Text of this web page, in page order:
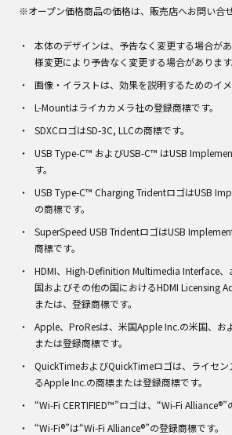
※オープン価格商品の価格は、販売店へお問い合せ
本体のデザインは、予告なく変更する場合が
様変更により予告なく変更する場合があります
画像・イラストは、効果を説明するためのイメ
L-Mountはライカカメラ社の登録商標です。
SDXCロゴはSD-3C, LLCの商標です。
USB Type-C™ およびUSB-C™ はUSB
す。
USB Type-C™ Charging TridentロゴはUSB
の商標です。
SuperSpeed USB TridentロゴはUSB
商標です。
HDMI、High-Definition Multimedia Interface、
国およびその他の国におけるHDMI Licensing
または、登録商標です。
Apple、ProResは、米国Apple Inc.の米国、お
または登録商標です。
QuickTimeおよびQuickTimeロゴは、ライセ
るApple Inc.の商標または登録商標です。
“Wi-Fi CERTIFIED™”ロゴは、“Wi-Fi Alliance®”
“Wi-Fi®”は“Wi-Fi Alliance®”の登録商標です。